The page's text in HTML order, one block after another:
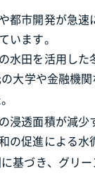
都市開発が急
います。
水田を活用し
大学や金融機
浸透面積が減
の促進による
基づき、グリ